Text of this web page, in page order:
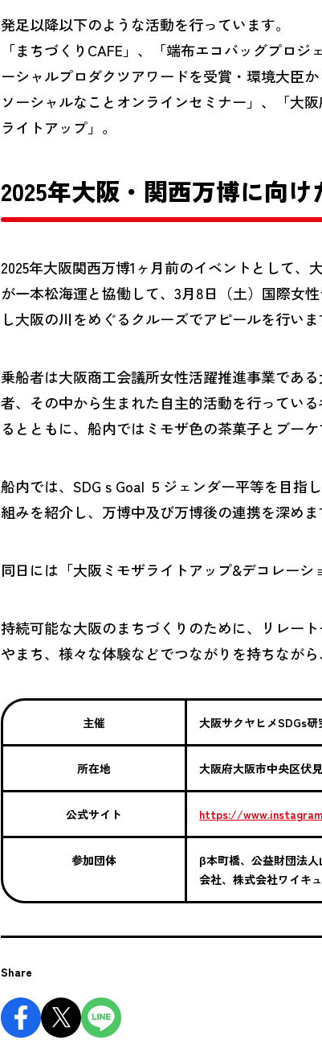
発足以降以下のような活動を行っています。
「まちづくりCAFE」、「端布エコバッグプロ
ーシャルプロダクツアワードを受賞・環境大臣
ソーシャルなことオンラインセミナー」、「大
ライトアップ」。
2025年大阪・関西万博に向
2025年大阪関西万博1ヶ月前のイベントとして、
が一本松海運と協働して、3月8日（土）国際女
し大阪の川をめぐるクルーズでアピールを行いま
乗船者は大阪商工会議所女性活躍推進事業であ
者、その中から生まれた自主的活動を行ってい
るとともに、船内ではミモザ色の茶菓子とブーケ
船内では、SDGｓGoal ５ジェンダー平等を目指
組みを紹介し、万博中及び万博後の連携を深めま
同日には「大阪ミモザライトアップ&デコレーシ
持続可能な大阪のまちづくりのために、リレー
やまち、様々な体験などでつながりを持ちながら
主催 大阪サクヤヒメSDGs
所在地 大阪府大阪市中央区伏
公式サイト https://
参加団体
β本町橋、公益財団法
会社、株式会社ワイキ
Share